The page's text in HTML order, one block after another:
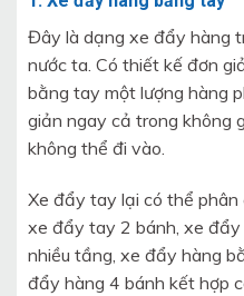
Đây là dạng xe đẩy hàng
nước ta. Có thiết kế đơn
bằng tay một lượng hàng
giản ngay cả trong không
không thể đi vào.
Xe đẩy tay lại có thể phân
xe đẩy tay 2 bánh, xe
nhiều tầng, xe đẩy hàng
đẩy hàng 4 bánh kết hợp